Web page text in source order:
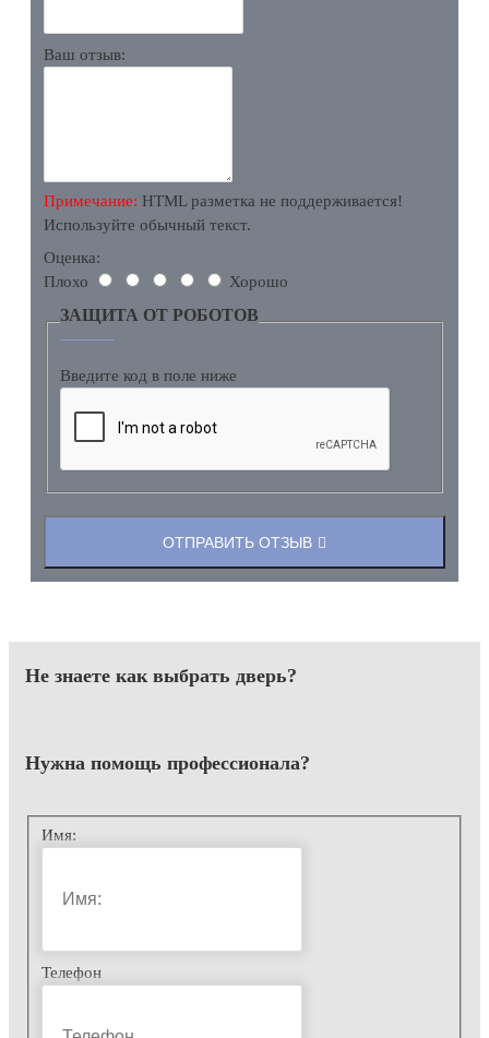
Ваш отзыв:
Примечание: HTML разметка не поддерживается!
Используйте обычный текст.
Оценка:
Плохо
Хорошо
ЗАЩИТА ОТ РОБОТОВ
Введите код в поле ниже
ОТПРАВИТЬ ОТЗЫВ
Не знаете как выбрать дверь?
Нужна помощь профессионала?
Имя:
Телефон